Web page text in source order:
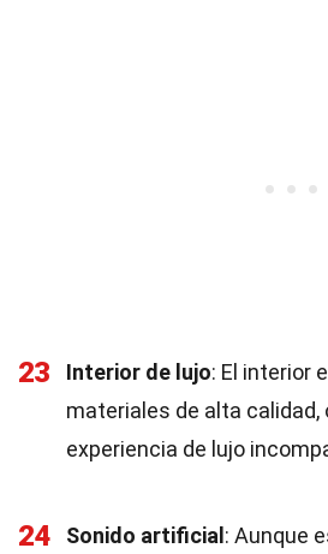
23 Interior de lujo: El interior
materiales de alta calidad,
experiencia de lujo
24 Sonido artificial : Aunque